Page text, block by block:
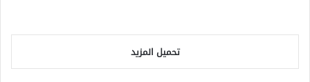
تحميل المزيد